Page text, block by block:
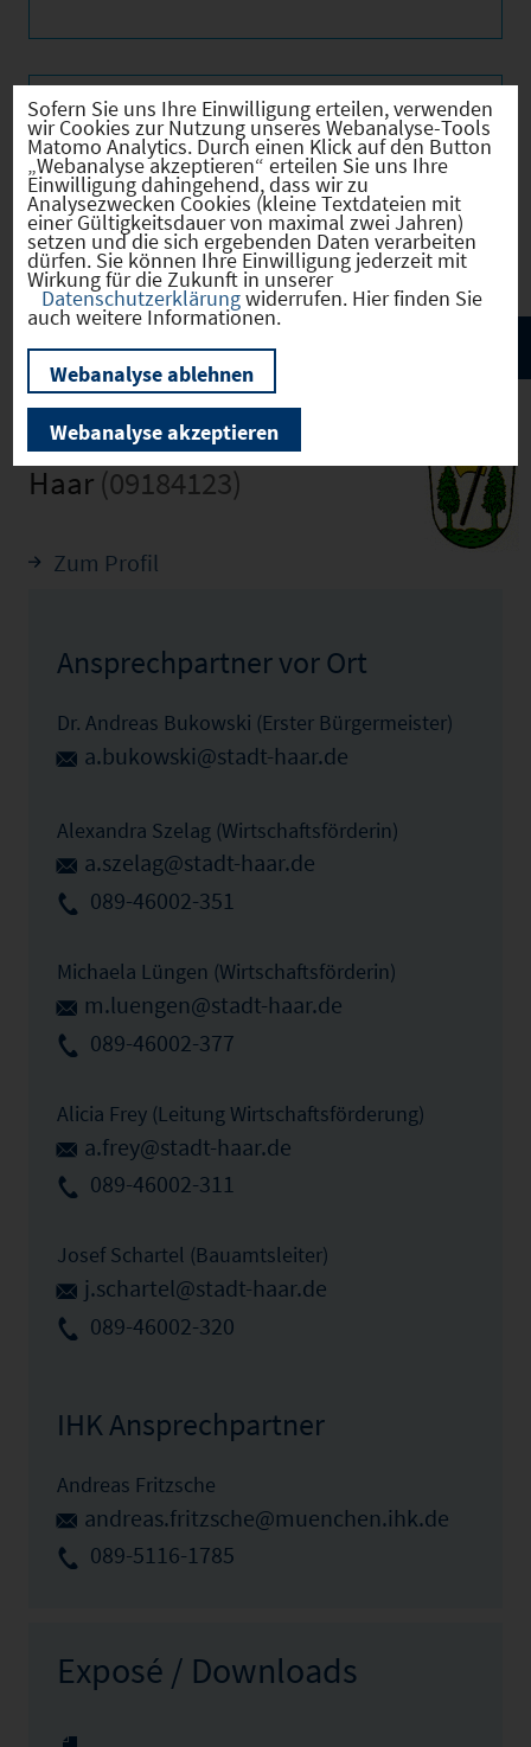
Verkehr
Infrastruktur
Haar (09184123)
Zum Profil
Ansprechpartner vor Ort
Dr. Andreas Bukowski (Erster Bürgermeister)
a.bukowski@stadt-haar.de
Alexandra Szelag (Wirtschaftsförderin)
a.szelag@stadt-haar.de
089-46002-351
Michaela Lüngen (Wirtschaftsförderin)
m.luengen@stadt-haar.de
089-46002-377
Alicia Frey (Leitung Wirtschaftsförderung)
a.frey@stadt-haar.de
089-46002-311
Josef Schartel (Bauamtsleiter)
j.schartel@stadt-haar.de
089-46002-320
IHK Ansprechpartner
Andreas Fritzsche
andreas.fritzsche@muenchen.ihk.de
089-5116-1785
Exposé / Downloads
Sofern Sie uns Ihre Einwilligung erteilen, verwenden
wir Cookies zur Nutzung unseres Webanalyse-Tools
Matomo Analytics. Durch einen Klick auf den Button
„Webanalyse akzeptieren“ erteilen Sie uns Ihre
Einwilligung dahingehend, dass wir zu
Analysezwecken Cookies (kleine Textdateien mit
einer Gültigkeitsdauer von maximal zwei Jahren)
setzen und die sich ergebenden Daten verarbeiten
dürfen. Sie können Ihre Einwilligung jederzeit mit
Wirkung für die Zukunft in unserer
Datenschutzerklärungwiderrufen. Hier finden Sie
auch weitere Informationen.
Webanalyse ablehnen
Webanalyse akzeptieren